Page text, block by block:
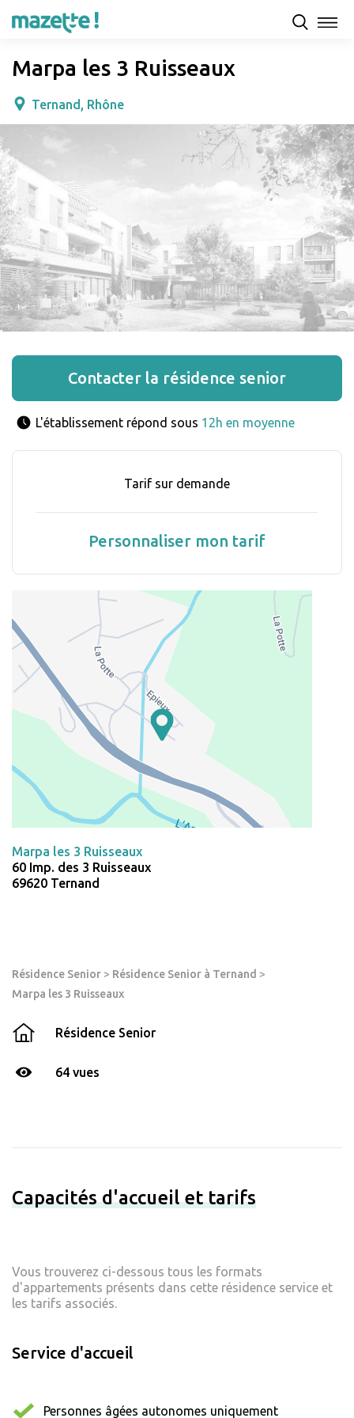
Marpa les 3 Ruisseaux
Ternand, Rhône
Résidence Senior > Résidence Senior à Ternand >
Marpa les 3 Ruisseaux
Résidence Senior
64 vues
Contacter la résidence senior
L'établissement répond sous 12h en moyenne
Tarif sur demande
Personnaliser mon tarif
Marpa les 3 Ruisseaux
60 Imp. des 3 Ruisseaux
69620 Ternand
Capacités d'accueil et tarifs
Vous trouverez ci-dessous tous les formats
d'appartements présents dans cette résidence service et
les tarifs associés.
Service d'accueil
Personnes âgées autonomes uniquement